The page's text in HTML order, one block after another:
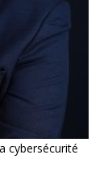
cybersécurité